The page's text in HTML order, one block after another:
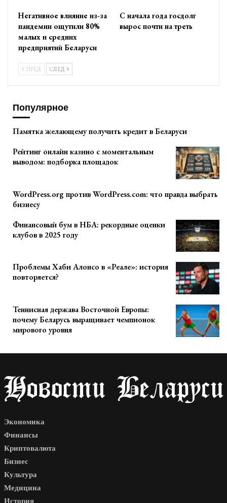
Негативное влияние из-за
пандемии ощутили 80%
малых и средних
предприятий Беларуси
С начала года госдолг
вырос почти на треть
ПРЕД СЛЕД
Популярное
Памятка желающему получить кредит в Беларуси
Рейтинг онлайн казино с моментальным
выводом: подборка площадок
WordPress.org против WordPress.com: что правда выбрать
бизнесу
Финансовый бум в НБА: рекордные оценки
клубов в 2025 году
Проблемы Хаби Алонсо в «Реале»: история
повторяется?
Теннисная держава Восточной Европы:
почему Беларусь выращивает чемпионок
мирового уровня
Экономика
Финансы
Криптовалюта
Бизнес
Культура
Медицина
История